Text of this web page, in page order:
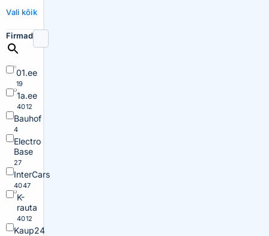
Vali kõik
Firmad
01.ee
19
1a.ee
4012
Bauhof
4
Electro
Base
27
InterCars
4047
K-
rauta
4012
Kaup24